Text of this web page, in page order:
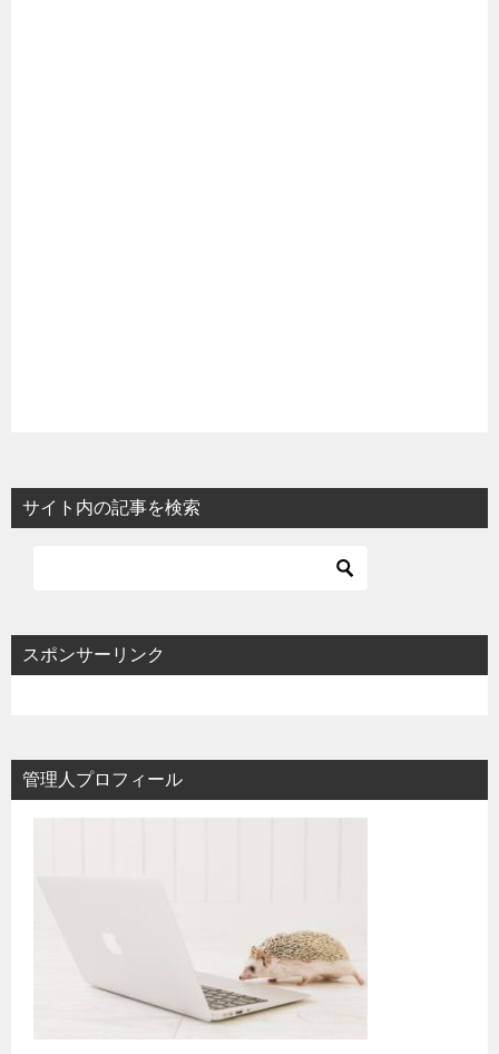
サイト内の記事を検索
スポンサーリンク
管理人プロフィール